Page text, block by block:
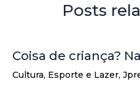
Posts
Coisa de criança?
Cultura, Esporte e Lazer,